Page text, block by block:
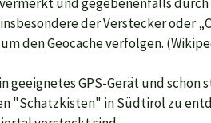
der Verstecker oder
den Geocache verfolgen.
geeignetes GPS-Gerät und schon
"Schatzkisten" in Südtirol zu